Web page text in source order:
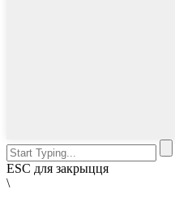
ESC для закрыцця
\